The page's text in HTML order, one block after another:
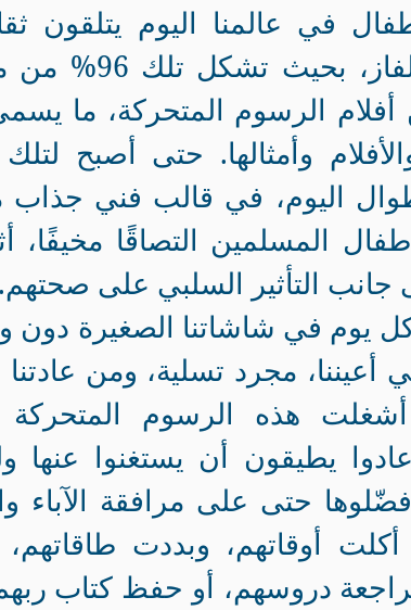
في عالمنا اليوم يتلقون
وبخاصة قبل المدرسة من
أفلام الرسوم المتحركة، ما
وأمثالها. حتى أصبح لتلك
اليوم، في قالب فني جذاب
المسلمين التصاقًا مخيفًا،
جانب التأثير السلبي على صحتهم.
كل يوم في شاشاتنا الصغيرة دون
مجرد تسلية، ومن عادتنا
هذه الرسوم المتحركة
يطيقون أن يستغنوا عنها
حتى على مرافقة الآباء
أوقاتهم، وبددت
دروسهم، أو حفظ كتاب